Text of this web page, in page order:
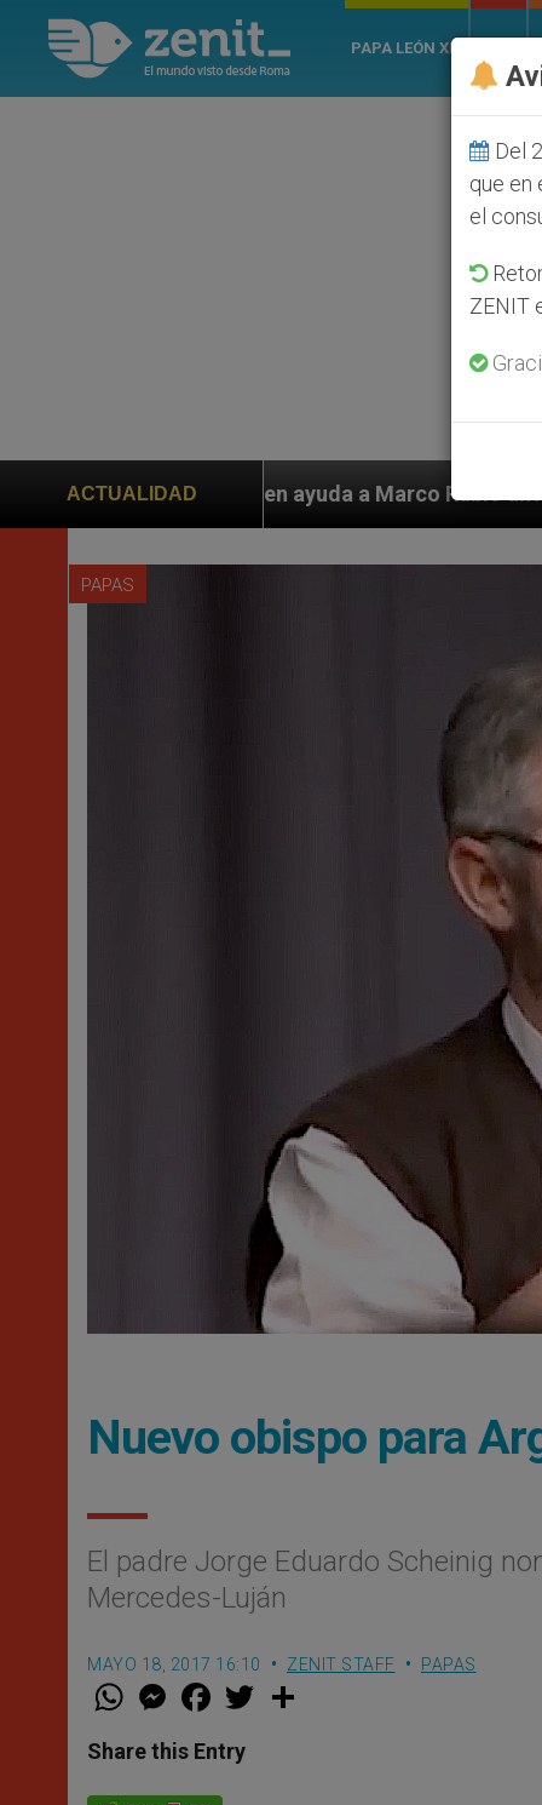
PAPA LEÓN XIV
ACTUALIDAD
a Marco Rubio ante persecución de colonos
PAPAS
Nuevo obispo para
El padre Jorge Eduardo Scheinig
Mercedes-Luján
MAYO 18, 2017 16:10 ZENIT STAFF PAPAS
W
t
s
M
e
s
e
F
a
e
b
w
Share this Entry
Del
que en
el
ZENIT